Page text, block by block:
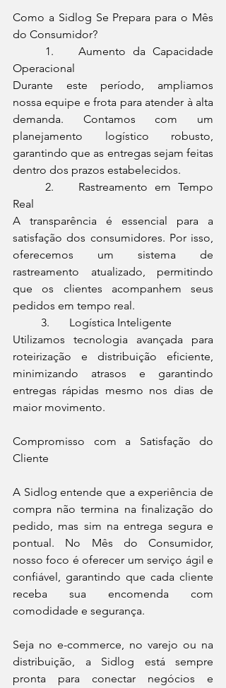
Como a Sidlog Se Prepara para o Mês
do Consumidor?
Operacional
Durante este período, ampliamos
nossa equipe e frota para atender à alta
demanda. Contamos com um
planejamento logístico robusto,
garantindo que as entregas sejam feitas
dentro dos prazos estabelecidos.
	2.	Rastreamento em Tempo
Real
A transparência é essencial para a
satisfação dos consumidores. Por isso,
oferecemos um sistema de
rastreamento atualizado, permitindo
que os clientes acompanhem seus
pedidos em tempo real.
	3.	Logística Inteligente
Utilizamos tecnologia avançada para
roteirização e distribuição eficiente,
minimizando atrasos e garantindo
entregas rápidas mesmo nos dias de
maior movimento.
Compromisso com a Satisfação do
Cliente
A Sidlog entende que a experiência de
compra não termina na finalização do
pedido, mas sim na entrega segura e
pontual. No Mês do Consumidor,
nosso foco é oferecer um serviço ágil e
confiável, garantindo que cada cliente
receba sua encomenda com
comodidade e segurança.
Seja no e-commerce, no varejo ou na
distribuição, a Sidlog está sempre
pronta para conectar negócios e